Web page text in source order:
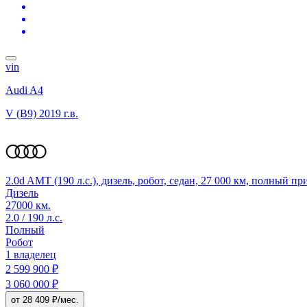
vin
Audi A4
V (B9) 2019 г.в.
2.0d AMT (190 л.с.), дизель, робот, седан, 27 000 км, полный
Дизель
27000 км.
2.0 / 190 л.с.
Полный
Робот
1 владелец
2 599 900 ₽
3 060 000 ₽
от 28 409 ₽/мес.